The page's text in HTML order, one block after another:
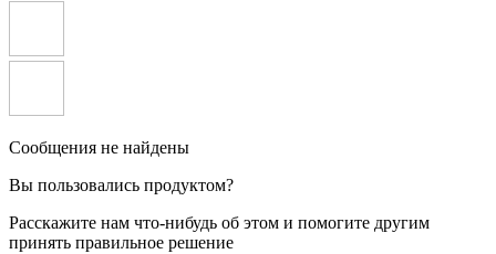
Сообщения не найдены
Вы пользовались продуктом?
Расскажите нам что-нибудь об этом и помогите другим
принять правильное решение